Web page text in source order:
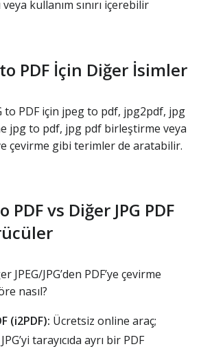
kullanım sınırı içerebilir
to PDF İçin Diğer İsimler
to PDF için jpeg to pdf, jpg2pdf, jpg
jpg to pdf, jpg pdf birleştirme veya
çevirme gibi terimler de aratabilir.
PDF vs Diğer JPG PDF
JPEG/JPG’den PDF’ye çevirme
nasıl?
(i2PDF): Ücretsiz online araç;
tarayıcıda ayrı bir PDF